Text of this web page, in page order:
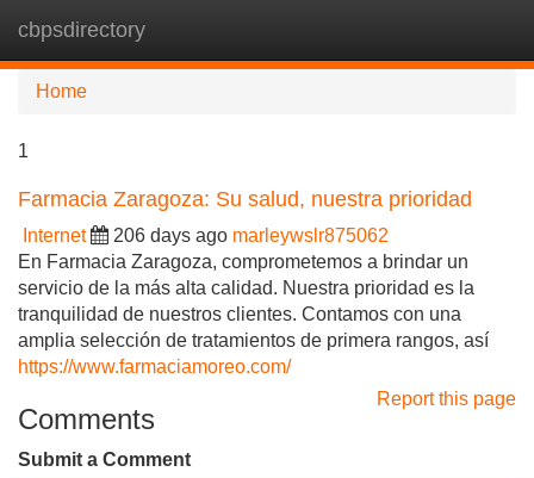
cbpsdirectory
Home
1
Farmacia Zaragoza: Su salud, nuestra prioridad
Internet 206 days ago marleywslr875062
En Farmacia Zaragoza, comprometemos a brindar un
servicio de la más alta calidad. Nuestra prioridad es la
tranquilidad de nuestros clientes. Contamos con una
amplia selección de tratamientos de primera rangos, así
https://www.farmaciamoreo.com/
Report this page
Comments
Submit a Comment